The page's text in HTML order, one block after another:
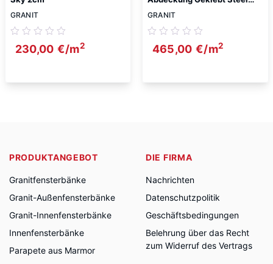
GRANIT
230,00 €/m2
Grey Antiquität 2cm
GRANIT
465,00 €/m2
PRODUKTANGEBOT
Granitfensterbänke
Granit-Außenfensterbänke
Granit-Innenfensterbänke
Innenfensterbänke
Parapete aus Marmor
DIE FIRMA
Nachrichten
Datenschutzpolitik
Geschäftsbedingungen
Belehrung über das Recht
zum Widerruf des Vertrags